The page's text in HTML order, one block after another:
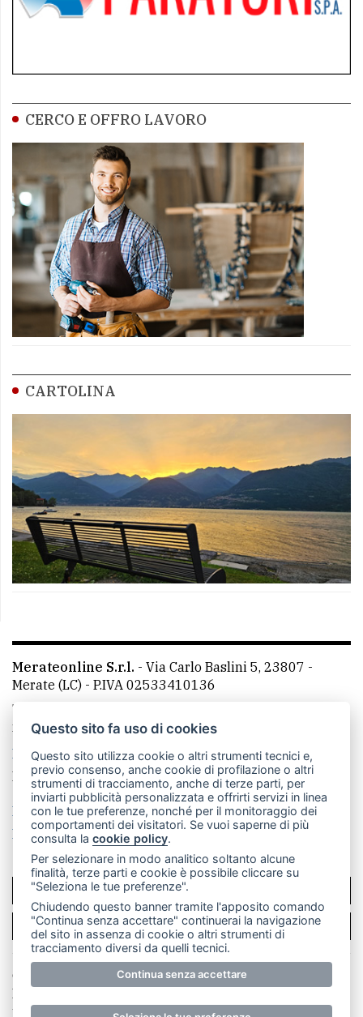
CERCO E OFFRO LAVORO
CARTOLINA
Merateonline S.r.l. - Via Carlo Baslini 5, 23807 -
Merate (LC) - P.IVA 02533410136
Telefono:
mail: redazione@leccoonline.com
La redazione
MerateOnline CasateOnline
RSS
Made by VIP
Privacy policy
Cookie policy
Rivedi le tue scelte sui cookie
SCRIVICI
PER LA TUA PUBBLICITÀ
© Copyright Merateonline S.r.l. - Tutti i diritti riservati.
E' proibita la riproduzione e pubblicazione anche
parziale di testi, articoli e immagini senza la
Questo sito fa uso di cookies
Questo sito utilizza cookie o altri strumenti tecnici e,
previo consenso, anche cookie di profilazione o altri
strumenti di tracciamento, anche di terze parti, per
inviarti pubblicità personalizzata e offrirti servizi in linea
con le tue preferenze, nonché per il monitoraggio dei
comportamenti dei visitatori. Se vuoi saperne di più
consulta lacookie policy.
Per selezionare in modo analitico soltanto alcune
finalità, terze parti e cookie è possibile cliccare su
"Seleziona le tue preferenze".
Chiudendo questo banner tramite l'apposito comando
"Continua senza accettare" continuerai la navigazione
del sito in assenza di cookie o altri strumenti di
tracciamento diversi da quelli tecnici.
Continua senza accettare